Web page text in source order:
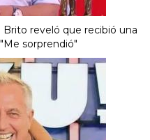
reveló que recibió una
sorprendió"